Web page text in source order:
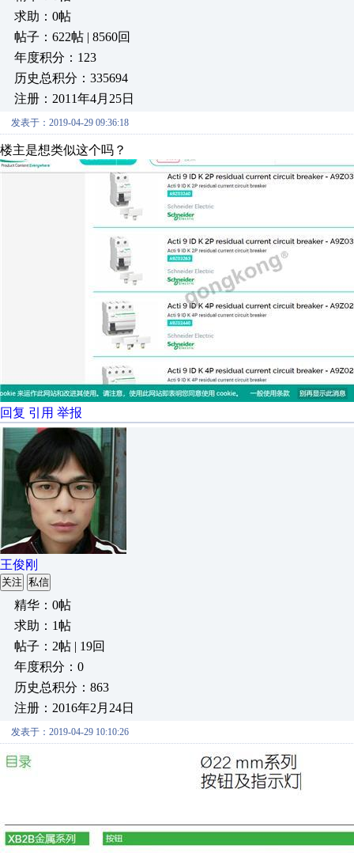
求助：0帖
帖子：622帖 | 8560回
年度积分：123
历史总积分：335694
注册：2011年4月25日
发表于：2019-04-29 09:36:18
楼主是想类似这个吗？
回复 引用 举报
王俊刚
关注 私信
精华：0帖
求助：1帖
帖子：2帖 | 19回
年度积分：0
历史总积分：863
注册：2016年2月24日
发表于：2019-04-29 10:10:26